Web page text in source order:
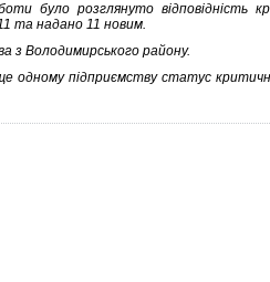
було розглянуто
та надано 11 новим.
з Володимирського району.
одному підприємству статус